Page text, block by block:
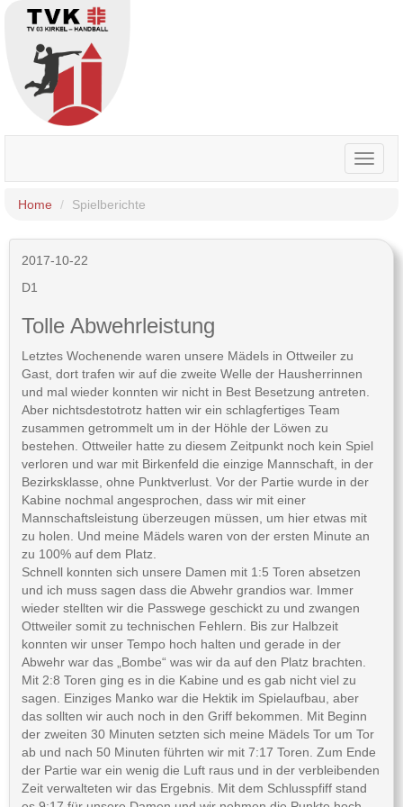
Toggle
Home
Spielberichte
2017-10-22
D1
Tolle Abwehrleistung
Letztes Wochenende waren unsere Mädels in Ottweiler zu
Gast, dort trafen wir auf die zweite Welle der Hausherrinnen
und mal wieder konnten wir nicht in Best Besetzung antreten.
Aber nichtsdestotrotz hatten wir ein schlagfertiges Team
zusammen getrommelt um in der Höhle der Löwen zu
bestehen. Ottweiler hatte zu diesem Zeitpunkt noch kein Spiel
verloren und war mit Birkenfeld die einzige Mannschaft, in der
Bezirksklasse, ohne Punktverlust. Vor der Partie wurde in der
Kabine nochmal angesprochen, dass wir mit einer
Mannschaftsleistung überzeugen müssen, um hier etwas mit
zu holen. Und meine Mädels waren von der ersten Minute an
zu 100% auf dem Platz.
Schnell konnten sich unsere Damen mit 1:5 Toren absetzen
und ich muss sagen dass die Abwehr grandios war. Immer
wieder stellten wir die Passwege geschickt zu und zwangen
Ottweiler somit zu technischen Fehlern. Bis zur Halbzeit
konnten wir unser Tempo hoch halten und gerade in der
Abwehr war das „Bombe“ was wir da auf den Platz brachten.
Mit 2:8 Toren ging es in die Kabine und es gab nicht viel zu
sagen. Einziges Manko war die Hektik im Spielaufbau, aber
das sollten wir auch noch in den Griff bekommen. Mit Beginn
der zweiten 30 Minuten setzten sich meine Mädels Tor um Tor
ab und nach 50 Minuten führten wir mit 7:17 Toren. Zum Ende
der Partie war ein wenig die Luft raus und in der verbleibenden
Zeit verwalteten wir das Ergebnis. Mit dem Schlusspfiff stand